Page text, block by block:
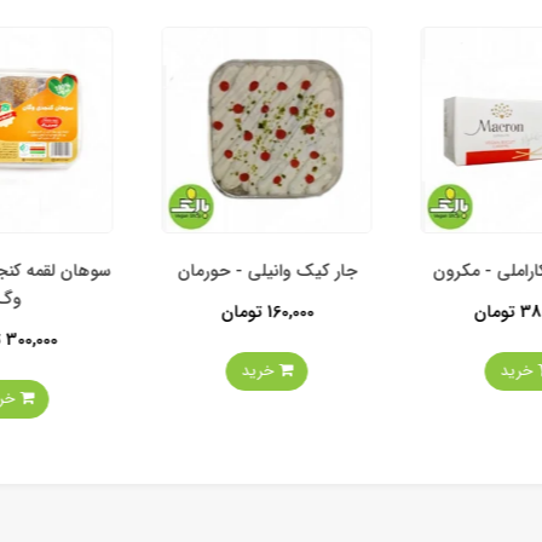
- مکرون
خرید
جار کیک وانیلی - حورمان
160,000 تومان
خرید
سوهان لقمه
وگ
300,000 تومان
خرید